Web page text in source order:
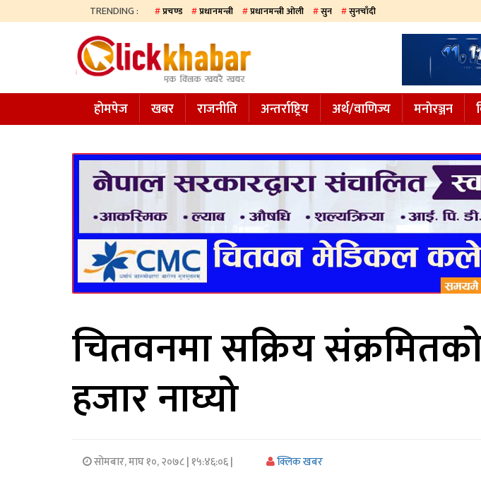
TRENDING : प्रचण्ड प्रधानमन्त्री प्रधानमन्त्री ओली सुन सुनचाँदी
खबर
समाज
होमपेज खबर राजनीति अन्तर्राष्ट्रिय अर्थ/वाणिज्य मनाेरञ्जन
चितवनमा सक्रिय
हजार नाघ्यो
सोमबार, माघ १०, २०७८| १५:४६:०६ | क्लिक खबर